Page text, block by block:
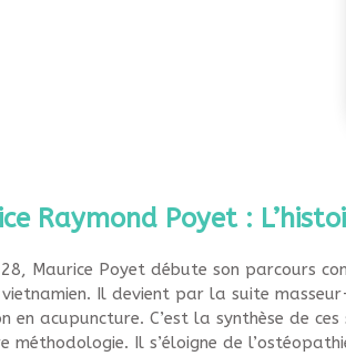
Raymond Poyet :
Maurice Poyet débute son parcours
Il devient par la suite
en acupuncture. C’est la synthèse de
méthodologie. Il s’éloigne de